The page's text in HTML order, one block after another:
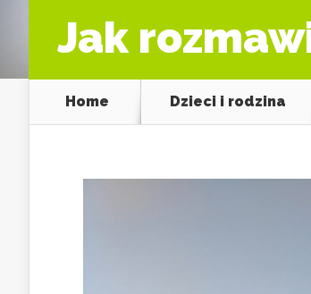
Jak
Home Dzieci i rodzina